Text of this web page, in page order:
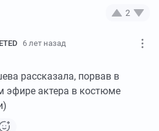
2
6 лет назад
рассказала, порвав в
эфире актера в костюме